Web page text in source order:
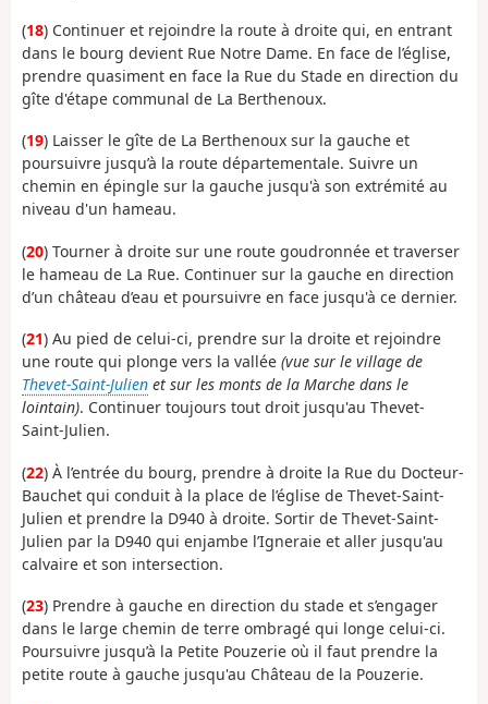
(18) Continuer et rejoindre la route à droite qui, en entrant
dans le bourg devient Rue Notre Dame. En face de l’église,
prendre quasiment en face la Rue du Stade en direction du
gîte d'étape communal de La Berthenoux.
(19) Laisser le gîte de La Berthenoux sur la gauche et
poursuivre jusqu’à la route départementale. Suivre un
chemin en épingle sur la gauche jusqu'à son extrémité au
niveau d'un hameau.
(20) Tourner à droite sur une route goudronnée et traverser
le hameau de La Rue. Continuer sur la gauche en direction
d’un château d’eau et poursuivre en face jusqu'à ce dernier.
(21) Au pied de celui-ci, prendre sur la droite et rejoindre
une route qui plonge vers la vallée (vue sur le village de
Thevet-Saint-Julien et sur les monts de la Marche dans le
lointain). Continuer toujours tout droit jusqu'au Thevet-
Saint-Julien.
(22) À l’entrée du bourg, prendre à droite la Rue du Docteur-
Bauchet qui conduit à la place de l’église de Thevet-Saint-
Julien et prendre la D940 à droite. Sortir de Thevet-Saint-
Julien par la D940 qui enjambe l’Igneraie et aller jusqu'au
calvaire et son intersection.
(23) Prendre à gauche en direction du stade et s’engager
dans le large chemin de terre ombragé qui longe celui-ci.
Poursuivre jusqu’à la Petite Pouzerie où il faut prendre la
petite route à gauche jusqu'au Château de la Pouzerie.